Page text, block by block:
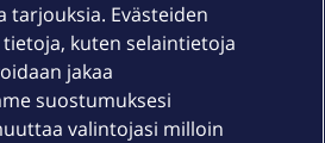
tarjouksia. Evästeiden
kuten selaintietoja
jakaa
suostumuksesi
valintojasi milloin